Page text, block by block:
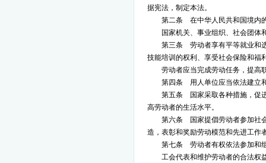
据宪法，制定本法。
第二条 在中华人民共和国境内
国家机关、事业组织、社会团体
第三条 劳动者享有平等就业和
技能培训的权利、享受社会保险和福
劳动者应当完成劳动任务，提高
第四条 用人单位应当依法建立
第五条 国家采取各种措施，促
高劳动者的生活水平。
第六条 国家提倡劳动者参加社
造，表彰和奖励劳动模范和先进工作
第七条 劳动者有权依法参加和
工会代表和维护劳动者的合法权